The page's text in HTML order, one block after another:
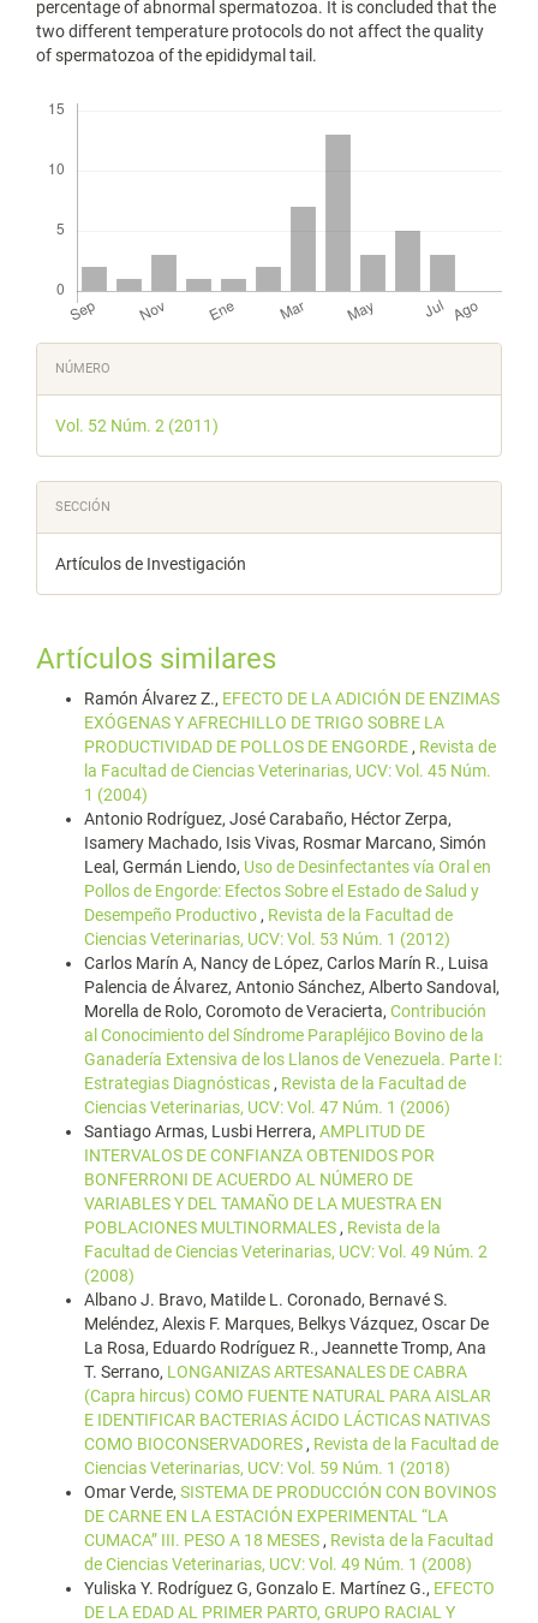
percentage of abnormal spermatozoa. It is concluded that the
two different temperature protocols do not affect the quality
of spermatozoa of the epididymal tail.
Detalles
del
artículo
NÚMERO
Vol. 52 Núm. 2 (2011)
SECCIÓN
Artículos de Investigación
Artículos similares
Ramón Álvarez Z., EFECTO DE LA ADICIÓN DE ENZIMAS
EXÓGENAS Y AFRECHILLO DE TRIGO SOBRE LA
PRODUCTIVIDAD DE POLLOS DE ENGORDE, Revista de
la Facultad de Ciencias Veterinarias, UCV: Vol. 45 Núm.
1 (2004)
Antonio Rodríguez, José Carabaño, Héctor Zerpa,
Isamery Machado, Isis Vivas, Rosmar Marcano, Simón
Leal, Germán Liendo, Uso de Desinfectantes vía Oral en
Pollos de Engorde: Efectos Sobre el Estado de Salud y
Desempeño Productivo, Revista de la Facultad de
Ciencias Veterinarias, UCV: Vol. 53 Núm. 1 (2012)
Carlos Marín A, Nancy de López, Carlos Marín R., Luisa
Palencia de Álvarez, Antonio Sánchez, Alberto Sandoval,
Morella de Rolo, Coromoto de Veracierta, Contribución
al Conocimiento del Síndrome Parapléjico Bovino de la
Ganadería Extensiva de los Llanos de Venezuela. Parte I:
Estrategias Diagnósticas, Revista de la Facultad de
Ciencias Veterinarias, UCV: Vol. 47 Núm. 1 (2006)
Santiago Armas, Lusbi Herrera, AMPLITUD DE
INTERVALOS DE CONFIANZA OBTENIDOS POR
BONFERRONI DE ACUERDO AL NÚMERO DE
VARIABLES Y DEL TAMAÑO DE LA MUESTRA EN
POBLACIONES MULTINORMALES, Revista de la
Facultad de Ciencias Veterinarias, UCV: Vol. 49 Núm. 2
(2008)
Albano J. Bravo, Matilde L. Coronado, Bernavé S.
Meléndez, Alexis F. Marques, Belkys Vázquez, Oscar De
La Rosa, Eduardo Rodríguez R., Jeannette Tromp, Ana
T. Serrano, LONGANIZAS ARTESANALES DE CABRA
(Capra hircus) COMO FUENTE NATURAL PARA AISLAR
E IDENTIFICAR BACTERIAS ÁCIDO LÁCTICAS NATIVAS
COMO BIOCONSERVADORES, Revista de la Facultad de
Ciencias Veterinarias, UCV: Vol. 59 Núm. 1 (2018)
Omar Verde, SISTEMA DE PRODUCCIÓN CON BOVINOS
DE CARNE EN LA ESTACIÓN EXPERIMENTAL “LA
CUMACA” III. PESO A 18 MESES, Revista de la Facultad
de Ciencias Veterinarias, UCV: Vol. 49 Núm. 1 (2008)
Yuliska Y. Rodríguez G, Gonzalo E. Martínez G., EFECTO
DE LA EDAD AL PRIMER PARTO, GRUPO RACIAL Y